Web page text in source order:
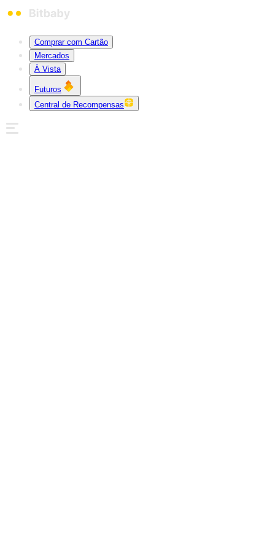
Comprar com Cartão
Mercados
À Vista
Futuros
Central de Recompensas